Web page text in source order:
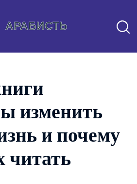
изменить
и почему
читать